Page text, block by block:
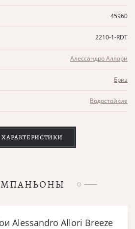
45960
2210-1-RDT
Алессандро Аллори
Бриз
Водостойкие
ХАРАКТЕРИСТИКИ
Alessandro Allori Breeze